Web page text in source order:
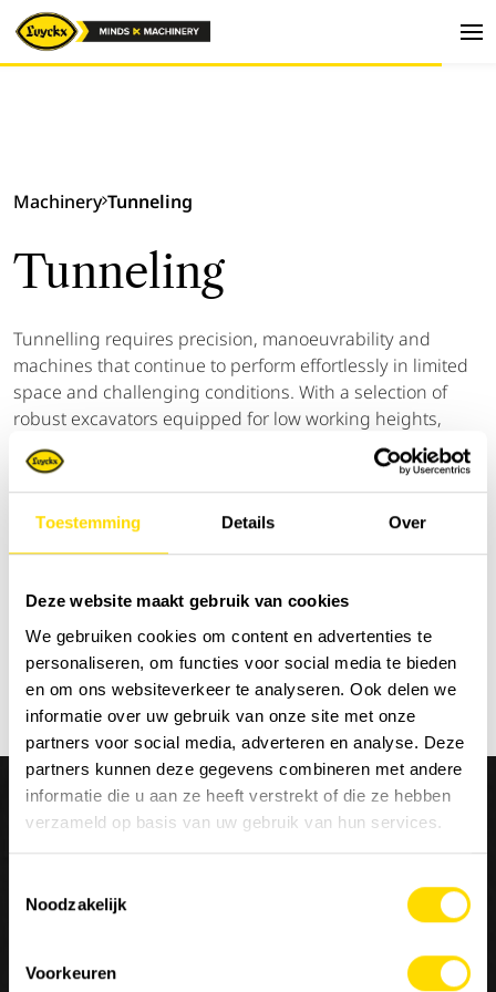
Toestemming Details Over
Deze website maakt gebruik van cookies
We gebruiken cookies om content en advertenties te
personaliseren, om functies voor social media te bieden
en om ons websiteverkeer te analyseren. Ook delen we
informatie over uw gebruik van onze site met onze
partners voor social media, adverteren en analyse. Deze
partners kunnen deze gegevens combineren met andere
informatie die u aan ze heeft verstrekt of die ze hebben
verzameld op basis van uw gebruik van hun services.
Noodzakelijk
Voorkeuren
Machinery Tunneling
Tunneling
Tunnelling requires precision, manoeuvrability and
machines that continue to perform effortlessly in limited
space and challenging conditions. With a selection of
robust excavators equipped for low working heights,
extended booms or extra protection, our range perfectly
suits the needs of this sector.
We areLuyckx
Since 1952, Luyckx has been known as specialist in the